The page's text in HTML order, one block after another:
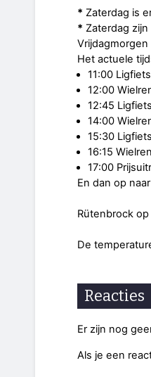
* Zaterdag is
* Zaterdag
Het actuele
11:00
12:00
12:45
14:00
15:30
16:15
17:00
En dan op
Rütenbrock
De
Reacties
Er zijn nog
Als je een